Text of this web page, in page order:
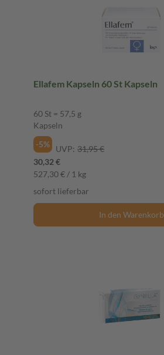
Ellafem Kapseln 60 St Kapseln
60 St = 57,5 g
Kapseln
-5%
UVP: 31,95 €
30,32 €
527,30 € / 1 kg
sofort lieferbar
In den Warenkorb